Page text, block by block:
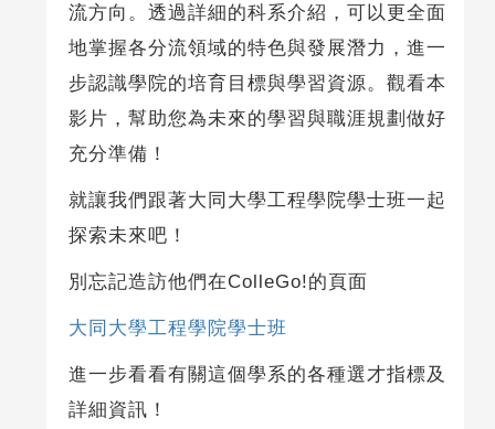
流方向。透過詳細的科系介紹，可以更全面
地掌握各分流領域的特色與發展潛力，進一
步認識學院的培育目標與學習資源。觀看本
影片，幫助您為未來的學習與職涯規劃做好
充分準備！
就讓我們跟著大同大學工程學院學士班一起
探索未來吧！
別忘記造訪他們在ColleGo!的頁面
大同大學工程學院學士班
進一步看看有關這個學系的各種選才指標及
詳細資訊！